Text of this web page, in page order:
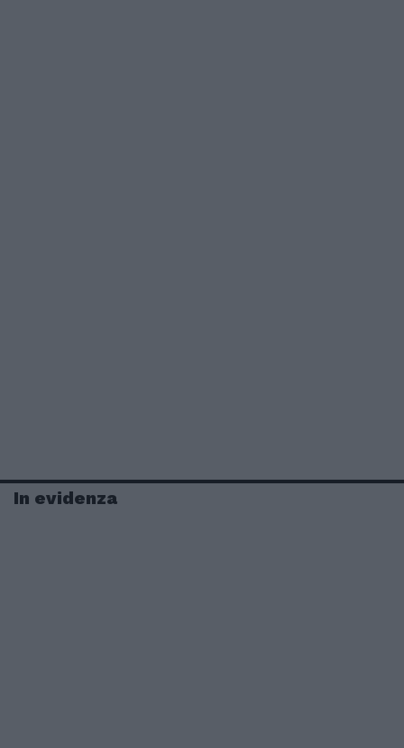
In evidenza